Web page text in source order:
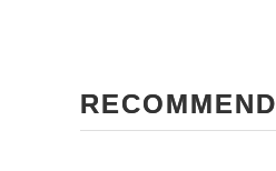
RECOMMEND